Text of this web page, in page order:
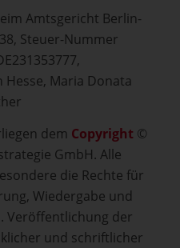
Amtsgericht Berlin-
Steuer-Nummer
Hesse, Maria Donata
dem Copyright ©
GmbH. Alle
die Rechte für
Wiedergabe und
Veröffentlichung der
und schriftlicher